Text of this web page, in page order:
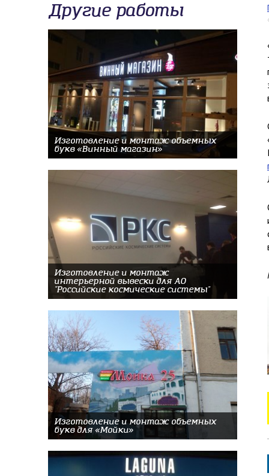
Другие работы
Изготовление и монтаж объемных
букв «Винный магазин»
Изготовление и монтаж
интерьерной вывески для АО
"Российские космические системы"
Изготовление и монтаж объемных
букв для «Мойки»